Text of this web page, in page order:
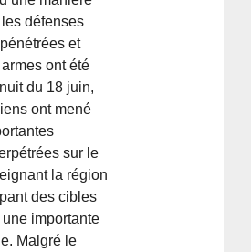
défenses
et
ont été
du 18 juin,
ont mené
sur le
la région
des cibles
importante
Malgré le